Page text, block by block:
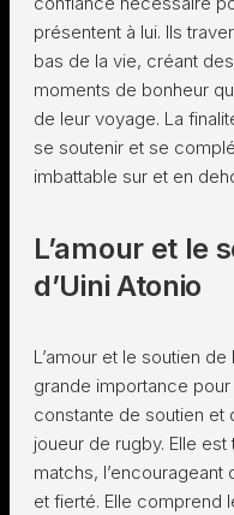
présentent à lui. Ils
bas de la vie, créant
moments de bonheur
de leur voyage. La
se soutenir et se
imbattable sur et en
L’amour et le
d’Uini Atonio
L’amour et le soutien
grande importance
constante de soutien et
joueur de rugby. Elle
matchs,
et fierté. Elle comprend